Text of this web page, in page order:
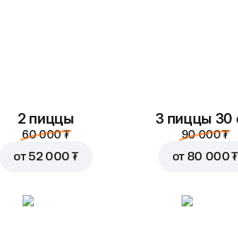
4 500 ₮
2 пиццы
60 000 ₮
от 52 000 ₮
3 пиццы 30
90 000 ₮
от 80 000 ₮